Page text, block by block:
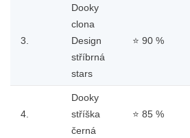
3.
Dooky
clona
Design
stříbrná
stars
⭐ 90 %
4.
Dooky
stříška
černá
⭐ 85 %